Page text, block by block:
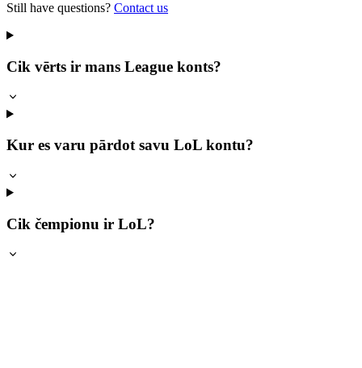
Still have questions? Contact us
Cik vērts ir mans League konts?
Kur es varu pārdot savu LoL kontu?
Cik čempionu ir LoL?